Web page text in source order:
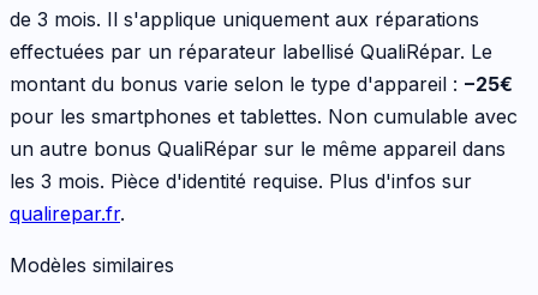
de 3 mois. Il s'applique uniquement aux réparations
effectuées par un réparateur labellisé QualiRépar. Le
montant du bonus varie selon le type d'appareil : −25€
pour les smartphones et tablettes. Non cumulable avec
un autre bonus QualiRépar sur le même appareil dans
les 3 mois. Pièce d'identité requise. Plus d'infos sur
qualirepar.fr.
Modèles similaires